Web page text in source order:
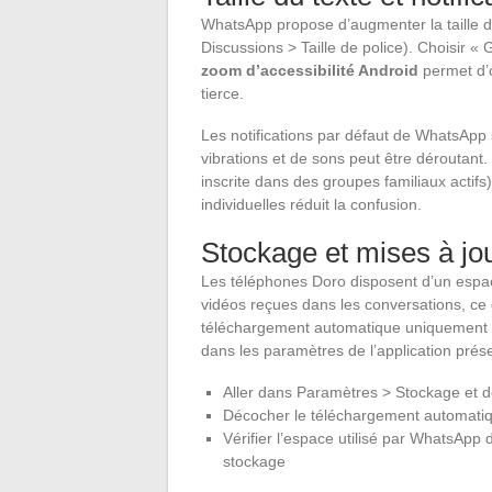
WhatsApp propose d’augmenter la
Discussions > Taille de police). Choisir «
zoom d’accessibilité Android permet
tierce.
Les notifications par défaut de
vibrations et de sons peut être
inscrite dans des groupes familiaux
individuelles réduit la confusion.
Stockage et mises à
Les téléphones Doro disposent d’un
vidéos reçues dans les conversations,
téléchargement automatique
dans les paramètres de l’application
Aller dans Paramètres > Stockage et
Décocher le téléchargement
Vérifier l’espace utilisé par
stockage